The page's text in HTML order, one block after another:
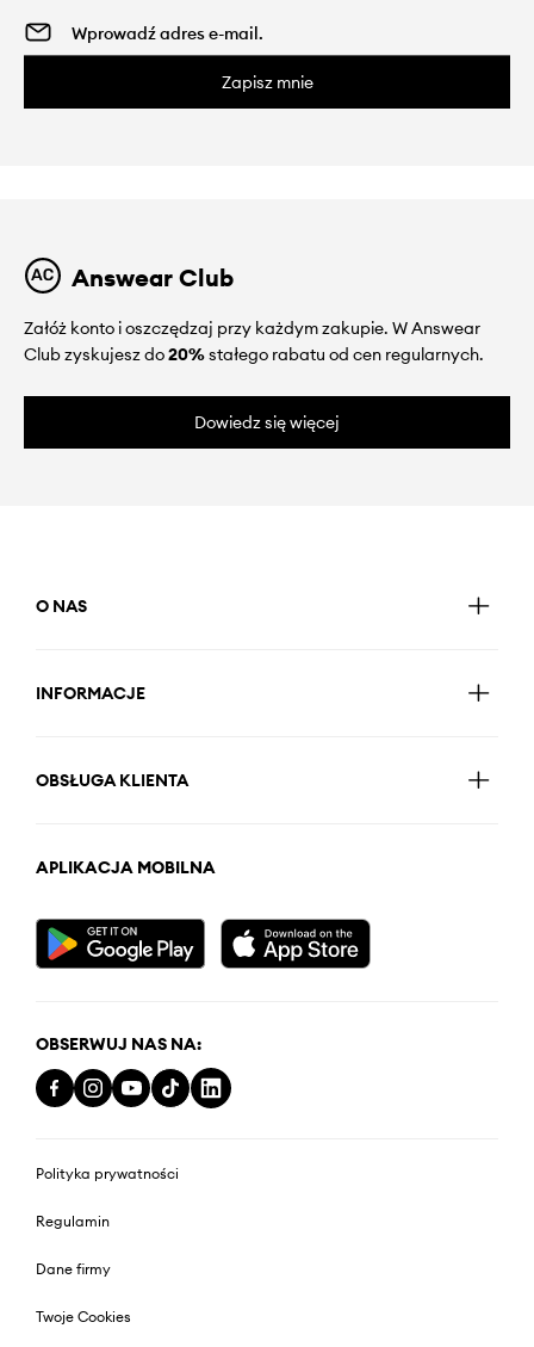
Zapisz mnie
Answear Club
Załóż konto i oszczędzaj przy każdym zakupie. W Answear
Club zyskujesz do20%stałego rabatu od cen regularnych.
Dowiedz się więcej
O NAS
INFORMACJE
OBSŁUGA KLIENTA
APLIKACJA MOBILNA
OBSERWUJ NAS NA:
Polityka prywatności
Regulamin
Dane firmy
Twoje Cookies